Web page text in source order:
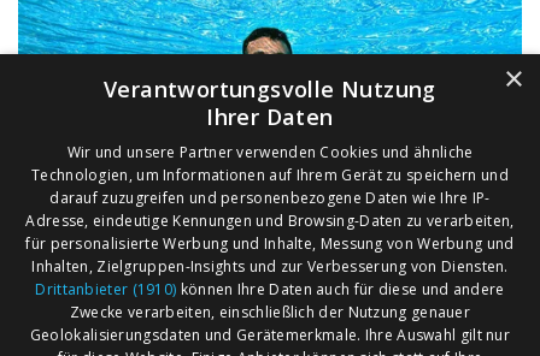
×
Verantwortungsvolle Nutzung
Ihrer Daten
Wir und unsere Partner verwenden Cookies und ähnliche
Technologien, um Informationen auf Ihrem Gerät zu speichern und
darauf zuzugreifen und personenbezogene Daten wie Ihre IP-
Adresse, eindeutige Kennungen und Browsing-Daten zu verarbeiten,
für personalisierte Werbung und Inhalte, Messung von Werbung und
Inhalten, Zielgruppen-Insights und zur Verbesserung von Diensten.
Drittanbieter (1910) können Ihre Daten auch für diese und andere
Zwecke verarbeiten, einschließlich der Nutzung genauer
Geolokalisierungsdaten und Gerätemerkmale. Ihre Auswahl gilt nur